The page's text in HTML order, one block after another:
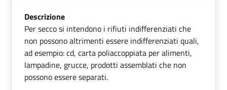
Descrizione
Per secco si intendono i rifiuti indifferenziati che
non possono altrimenti essere indifferenziati quali,
ad esempio: cd, carta poliaccoppiata per alimenti,
lampadine, grucce, prodotti assemblati che non
possono essere separati.